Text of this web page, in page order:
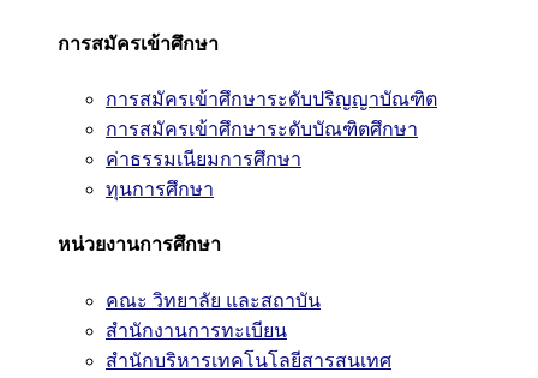
การสมัครเข้าศึกษา
การสมัครเข้าศึกษาระดับปริญญาบัณฑิต
การสมัครเข้าศึกษาระดับบัณฑิตศึกษา
ค่าธรรมเนียมการศึกษา
ทุนการศึกษา
หน่วยงานการศึกษา
คณะ วิทยาลัย และสถาบัน
สำนักงานการทะเบียน
สำนักบริหารเทคโนโลยีสารสนเทศ